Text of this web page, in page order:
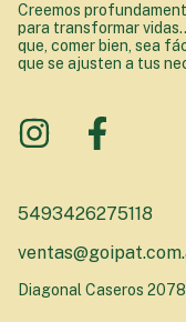
Creemos
para transformar
que, comer bien, sea
que se ajusten a tus
5493426275118
Diagonal Caseros